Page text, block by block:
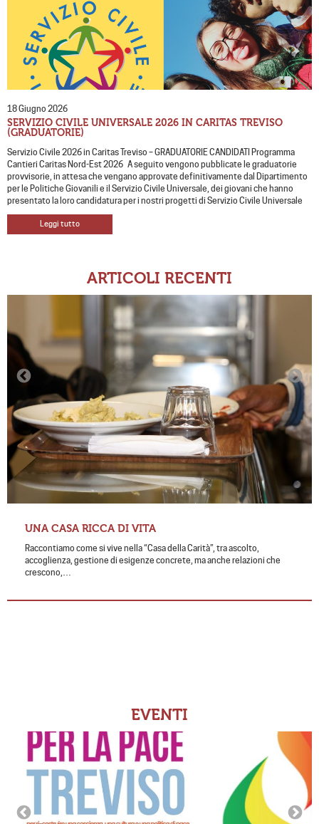
18 Giugno 2026
SERVIZIO CIVILE UNIVERSALE 2026 IN CARITAS TREVISO
(GRADUATORIE)
Servizio Civile 2026 in Caritas Treviso – GRADUATORIE CANDIDATI Programma
Cantieri Caritas Nord-Est 2026 A seguito vengono pubblicate le graduatorie
provvisorie, in attesa che vengano approvate definitivamente dal Dipartimento
per le Politiche Giovanili e il Servizio Civile Universale, dei giovani che hanno
presentato la loro candidatura per i nostri progetti di Servizio Civile Universale
Leggi tutto
ARTICOLI RECENTI
UNA CASA RICCA DI VITA
Raccontiamo come si vive nella “Casa della Carità”, tra ascolto,
accoglienza, gestione di esigenze concrete, ma anche relazioni che
crescono,…
EVENTI